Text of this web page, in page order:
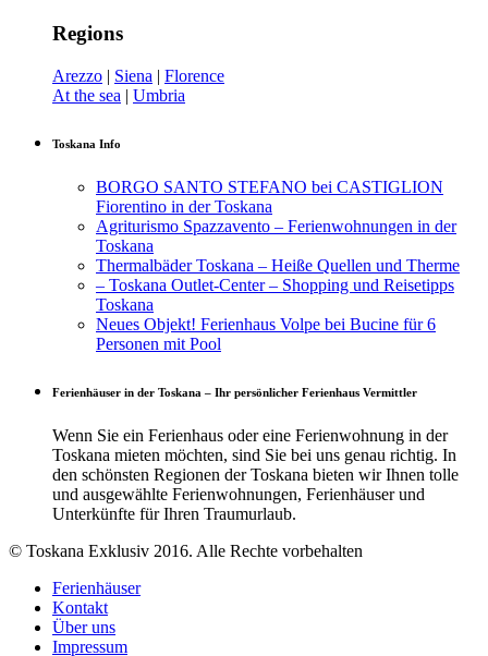
Regions
Arezzo | Siena | Florence
At the sea | Umbria
Toskana Info
BORGO SANTO STEFANO bei CASTIGLION
Fiorentino in der Toskana
Agriturismo Spazzavento – Ferienwohnungen in der
Toskana
Thermalbäder Toskana – Heiße Quellen und Therme
– Toskana Outlet-Center – Shopping und Reisetipps
Toskana
Neues Objekt! Ferienhaus Volpe bei Bucine für 6
Personen mit Pool
Ferienhäuser in der Toskana – Ihr persönlicher Ferienhaus Vermittler
Wenn Sie ein Ferienhaus oder eine Ferienwohnung in der
Toskana mieten möchten, sind Sie bei uns genau richtig. In
den schönsten Regionen der Toskana bieten wir Ihnen tolle
und ausgewählte Ferienwohnungen, Ferienhäuser und
Unterkünfte für Ihren Traumurlaub.
© Toskana Exklusiv 2016. Alle Rechte vorbehalten
Ferienhäuser
Kontakt
Über uns
Impressum